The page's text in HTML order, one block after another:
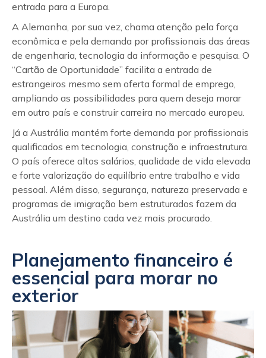
entrada para a Europa.
A Alemanha, por sua vez, chama atenção pela força
econômica e pela demanda por profissionais das áreas
de engenharia, tecnologia da informação e pesquisa. O
“Cartão de Oportunidade” facilita a entrada de
estrangeiros mesmo sem oferta formal de emprego,
ampliando as possibilidades para quem deseja morar
em outro país e construir carreira no mercado europeu.
Já a Austrália mantém forte demanda por profissionais
qualificados em tecnologia, construção e infraestrutura.
O país oferece altos salários, qualidade de vida elevada
e forte valorização do equilíbrio entre trabalho e vida
pessoal. Além disso, segurança, natureza preservada e
programas de imigração bem estruturados fazem da
Austrália um destino cada vez mais procurado.
Planejamento financeiro é
essencial para morar no
exterior